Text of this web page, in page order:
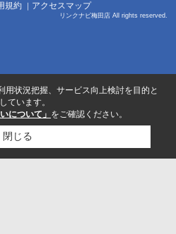
規約 アクセスマップ
社 リンクナビ梅田店 All rights reserved.
用状況把握、サービス向上検討を目的と
ています。
について」 をご確認ください。
閉じる